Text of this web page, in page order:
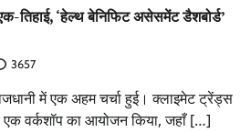
तिहाई, ‘हेल्थ बेनिफिट असेसमेंट डैशबोर्ड’
3657
में एक अहम चर्चा हुई। क्लाइमेट ट्रेंड्स
वर्कशॉप का आयोजन किया, जहाँ […]